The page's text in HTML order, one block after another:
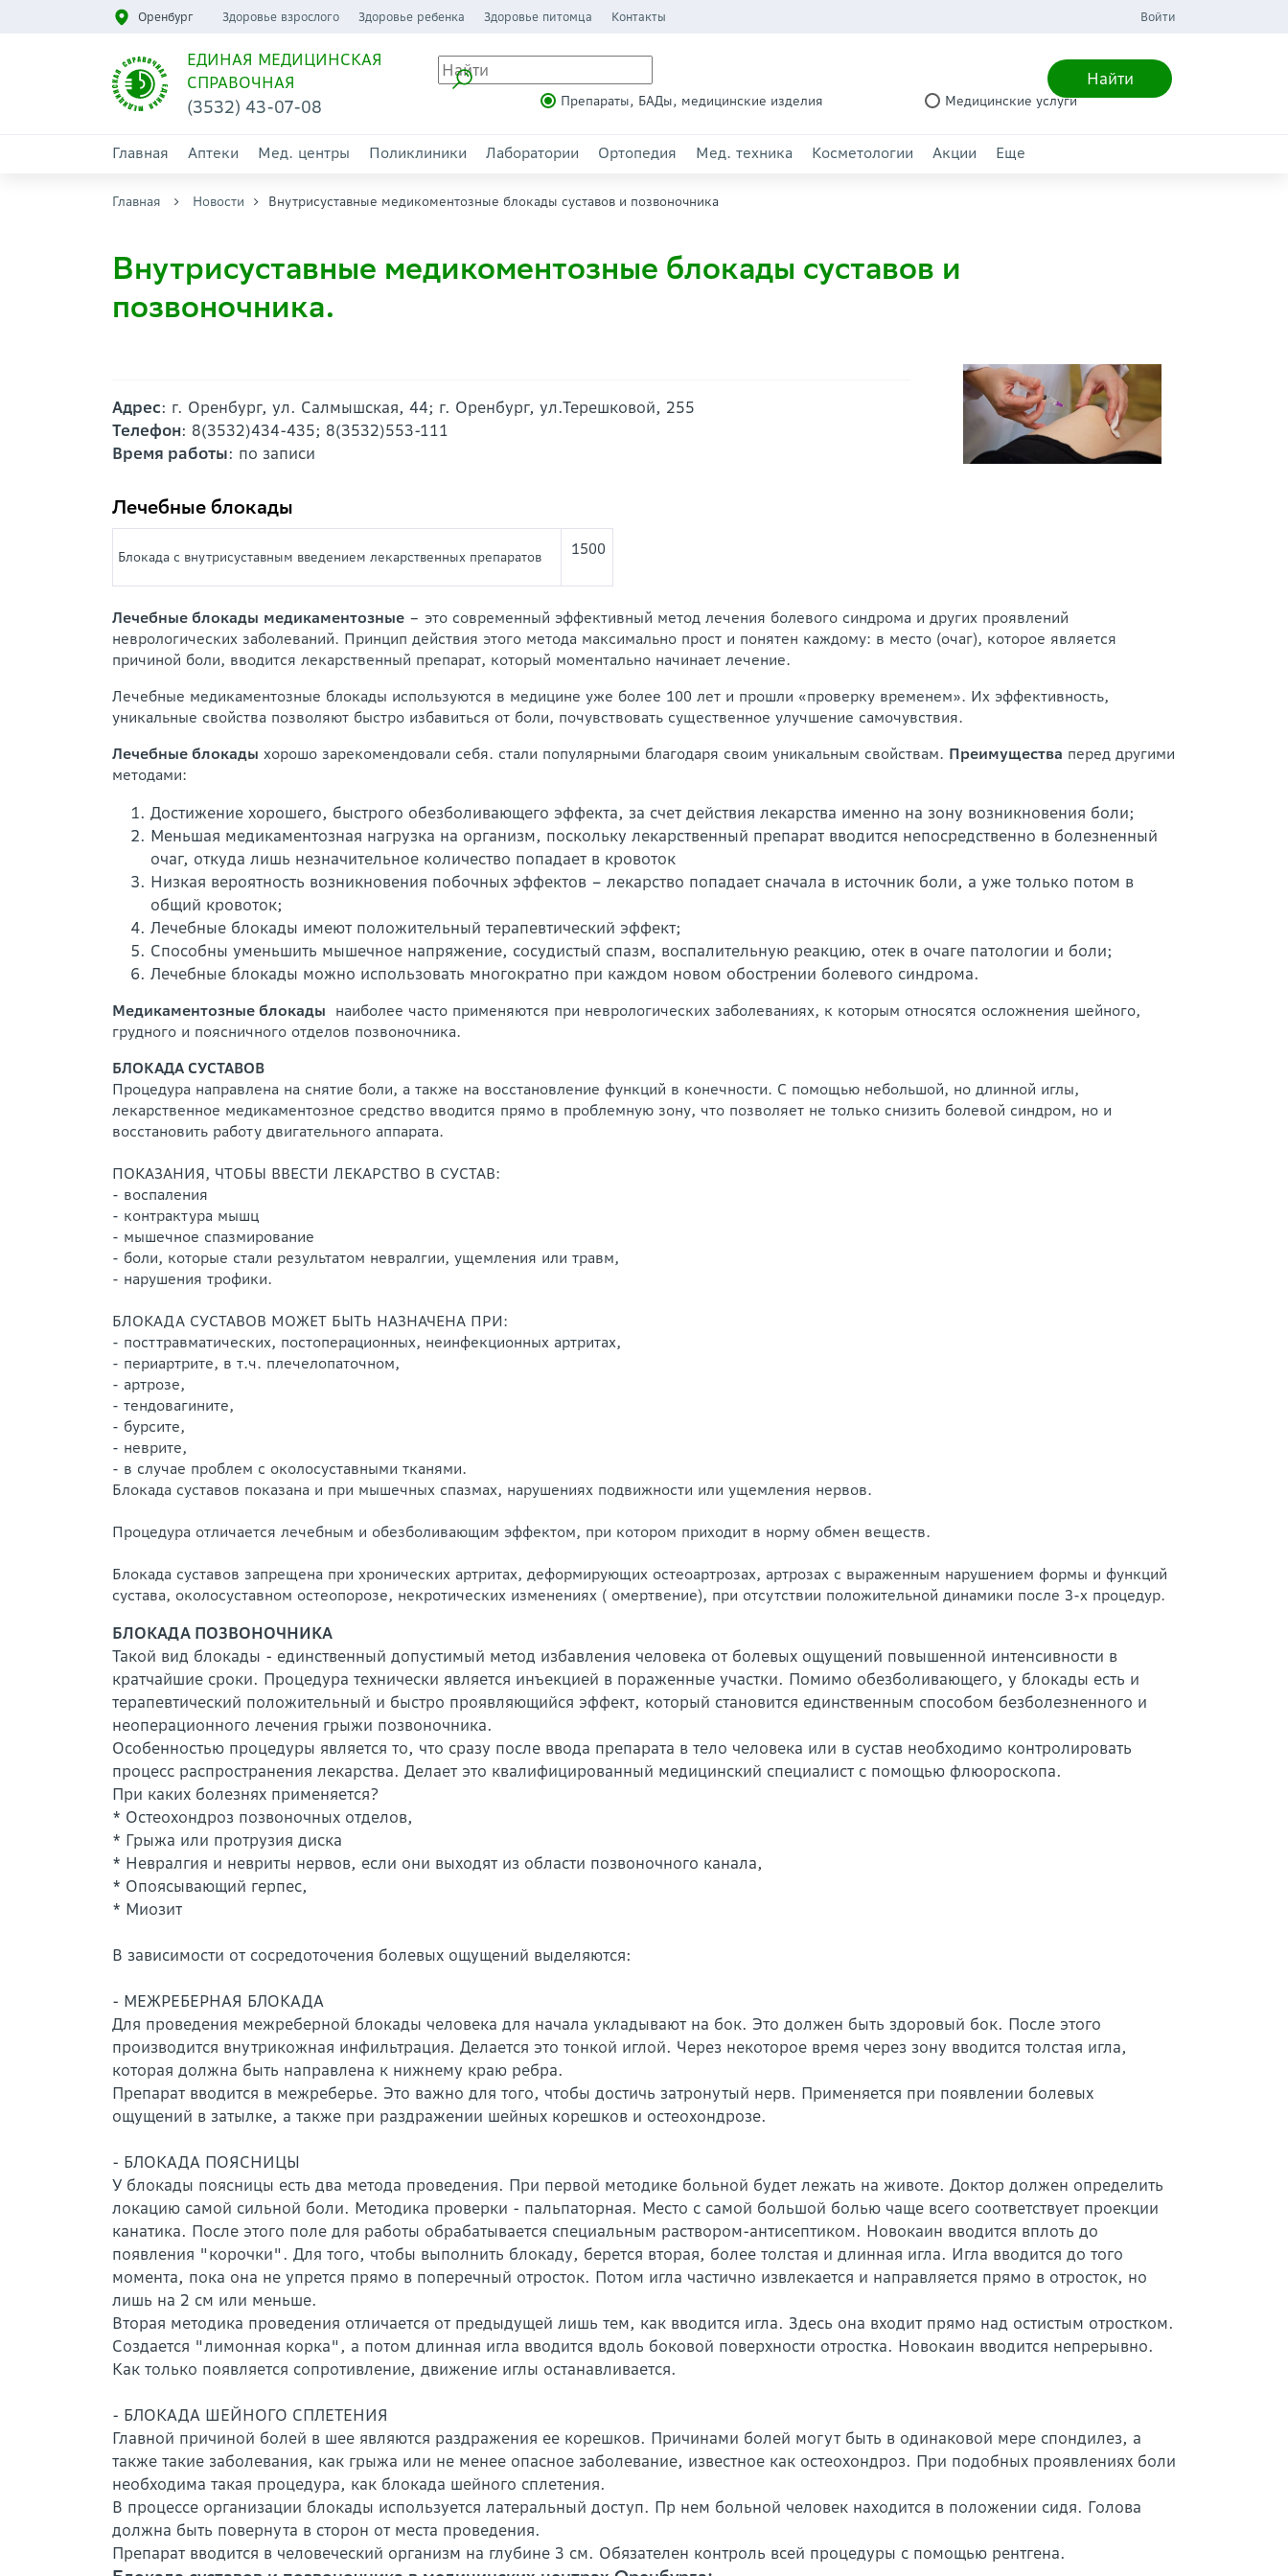
Оренбург Здоровье взрослого Здоровье ребенка Здоровье питомца Контакты Войти
ЕДИНАЯ МЕДИЦИНСКАЯ
СПРАВОЧНАЯ
(3532) 43-07-08
Найти
Препараты, БАДы, медицинские изделия Медицинские услуги
Главная Аптеки Мед. центры Поликлиники Лаборатории Ортопедия Мед. техника Косметологии Акции Еще
Главная Новости Внутрисуставные медикоментозные блокады суставов и позвоночника
Внутрисуставные медикоментозные блокады суставов и
позвоночника.
Адрес: г. Оренбург, ул. Салмышская, 44; г. Оренбург, ул.Терешковой, 255
Телефон: 8(3532)434-435; 8(3532)553-111
Время работы: по записи
Лечебные блокады
Блокада с внутрисуставным введением лекарственных препаратов 1500
Лечебные блокады медикаментозные – это современный эффективный метод лечения болевого синдрома и других проявлений
неврологических заболеваний. Принцип действия этого метода максимально прост и понятен каждому: в место (очаг), которое является
причиной боли, вводится лекарственный препарат, который моментально начинает лечение.
Лечебные медикаментозные блокады используются в медицине уже более 100 лет и прошли «проверку временем». Их эффективность,
уникальные свойства позволяют быстро избавиться от боли, почувствовать существенное улучшение самочувствия.
Лечебные блокады хорошо зарекомендовали себя. стали популярными благодаря своим уникальным свойствам. Преимущества перед другими
методами:
Достижение хорошего, быстрого обезболивающего эффекта, за счет действия лекарства именно на зону возникновения боли;
Меньшая медикаментозная нагрузка на организм, поскольку лекарственный препарат вводится непосредственно в болезненный
очаг, откуда лишь незначительное количество попадает в кровоток
Низкая вероятность возникновения побочных эффектов – лекарство попадает сначала в источник боли, а уже только потом в
общий кровоток;
Лечебные блокады имеют положительный терапевтический эффект;
Способны уменьшить мышечное напряжение, сосудистый спазм, воспалительную реакцию, отек в очаге патологии и боли;
Лечебные блокады можно использовать многократно при каждом новом обострении болевого синдрома.
Медикаментозные блокады наиболее часто применяются при неврологических заболеваниях, к которым относятся осложнения шейного,
грудного и поясничного отделов позвоночника.
БЛОКАДА СУСТАВОВ
Процедура направлена на снятие боли, а также на восстановление функций в конечности. С помощью небольшой, но длинной иглы,
лекарственное медикаментозное средство вводится прямо в проблемную зону, что позволяет не только снизить болевой синдром, но и
восстановить работу двигательного аппарата.
ПОКАЗАНИЯ, ЧТОБЫ ВВЕСТИ ЛЕКАРСТВО В СУСТАВ:
- воспаления
- контрактура мышц
- мышечное спазмирование
- боли, которые стали результатом невралгии, ущемления или травм,
- нарушения трофики.
БЛОКАДА СУСТАВОВ МОЖЕТ БЫТЬ НАЗНАЧЕНА ПРИ:
- посттравматических, постоперационных, неинфекционных артритах,
- периартрите, в т.ч. плечелопаточном,
- артрозе,
- тендовагините,
- бурсите,
- неврите,
- в случае проблем с околосуставными тканями.
Блокада суставов показана и при мышечных спазмах, нарушениях подвижности или ущемления нервов.
Процедура отличается лечебным и обезболивающим эффектом, при котором приходит в норму обмен веществ.
Блокада суставов запрещена при хронических артритах, деформирующих остеоартрозах, артрозах с выраженным нарушением формы и функций
сустава, околосуставном остеопорозе, некротических изменениях ( омертвение), при отсутствии положительной динамики после 3-х процедур.
БЛОКАДА ПОЗВОНОЧНИКА
Такой вид блокады - единственный допустимый метод избавления человека от болевых ощущений повышенной интенсивности в
кратчайшие сроки. Процедура технически является инъекцией в пораженные участки. Помимо обезболивающего, у блокады есть и
терапевтический положительный и быстро проявляющийся эффект, который становится единственным способом безболезненного и
неоперационного лечения грыжи позвоночника.
Особенностью процедуры является то, что сразу после ввода препарата в тело человека или в сустав необходимо контролировать
процесс распространения лекарства. Делает это квалифицированный медицинский специалист с помощью флюороскопа.
При каких болезнях применяется?
* Остеохондроз позвоночных отделов,
* Грыжа или протрузия диска
* Невралгия и невриты нервов, если они выходят из области позвоночного канала,
* Опоясывающий герпес,
* Миозит
В зависимости от сосредоточения болевых ощущений выделяются:
- МЕЖРЕБЕРНАЯ БЛОКАДА
Для проведения межреберной блокады человека для начала укладывают на бок. Это должен быть здоровый бок. После этого
производится внутрикожная инфильтрация. Делается это тонкой иглой. Через некоторое время через зону вводится толстая игла,
которая должна быть направлена к нижнему краю ребра.
Препарат вводится в межреберье. Это важно для того, чтобы достичь затронутый нерв. Применяется при появлении болевых
ощущений в затылке, а также при раздражении шейных корешков и остеохондрозе.
- БЛОКАДА ПОЯСНИЦЫ
У блокады поясницы есть два метода проведения. При первой методике больной будет лежать на животе. Доктор должен определить
локацию самой сильной боли. Методика проверки - пальпаторная. Место с самой большой болью чаще всего соответствует проекции
канатика. После этого поле для работы обрабатывается специальным раствором-антисептиком. Новокаин вводится вплоть до
появления "корочки". Для того, чтобы выполнить блокаду, берется вторая, более толстая и длинная игла. Игла вводится до того
момента, пока она не упрется прямо в поперечный отросток. Потом игла частично извлекается и направляется прямо в отросток, но
лишь на 2 см или меньше.
Вторая методика проведения отличается от предыдущей лишь тем, как вводится игла. Здесь она входит прямо над остистым отростком.
Создается "лимонная корка", а потом длинная игла вводится вдоль боковой поверхности отростка. Новокаин вводится непрерывно.
Как только появляется сопротивление, движение иглы останавливается.
- БЛОКАДА ШЕЙНОГО СПЛЕТЕНИЯ
Главной причиной болей в шее являются раздражения ее корешков. Причинами болей могут быть в одинаковой мере спондилез, а
также такие заболевания, как грыжа или не менее опасное заболевание, известное как остеохондроз. При подобных проявлениях боли
необходима такая процедура, как блокада шейного сплетения.
В процессе организации блокады используется латеральный доступ. Пр нем больной человек находится в положении сидя. Голова
должна быть повернута в сторон от места проведения.
Препарат вводится в человеческий организм на глубине 3 см. Обязателен контроль всей процедуры с помощью рентгена.